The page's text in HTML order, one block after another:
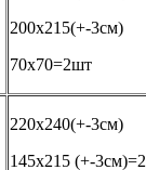
200х215(+-3см)
70х70=2шт
220х240(+-3см)
145х215 (+-